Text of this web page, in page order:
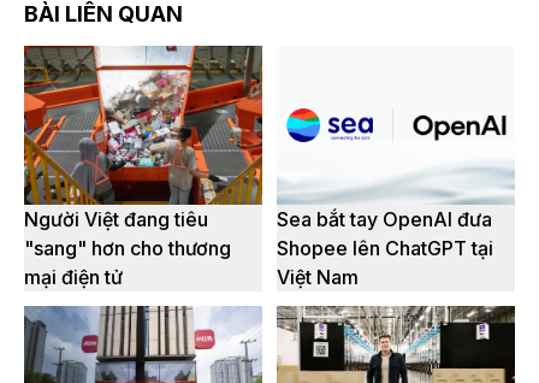
BÀI LIÊN QUAN
Người Việt đang tiêu
"sang" hơn cho thương
mại điện tử
Sea bắt tay OpenAI đưa
Shopee lên ChatGPT tại
Việt Nam